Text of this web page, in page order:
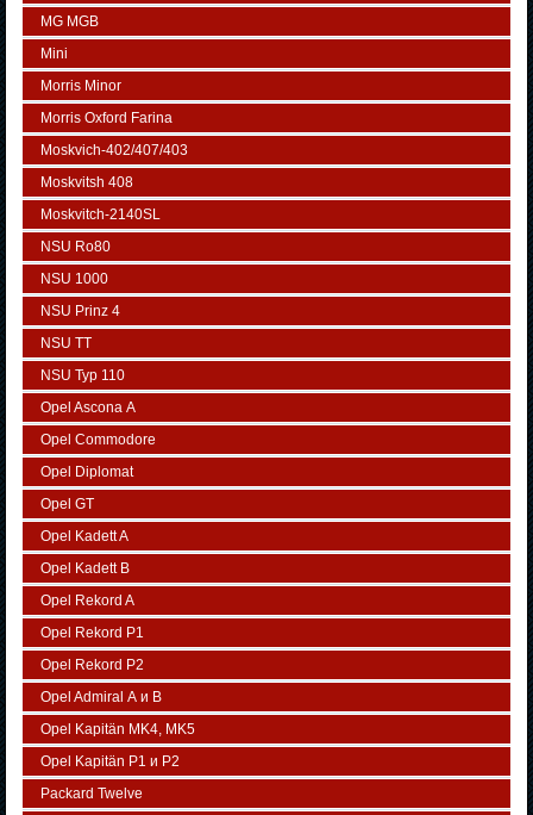
MG MGB
Mini
Morris Minor
Morris Oxford Farina
Moskvich-402/407/403
Moskvitsh 408
Moskvitch-2140SL
NSU Ro80
NSU 1000
NSU Prinz 4
NSU TT
NSU Typ 110
Opel Ascona А
Opel Commodore
Opel Diplomat
Opel GT
Opel Kadett A
Opel Kadett B
Opel Rekord A
Opel Rekord P1
Opel Rekord P2
Opel Admiral А и В
Opel Kapitän MK4, MK5
Opel Kapitän P1 и P2
Packard Twelve